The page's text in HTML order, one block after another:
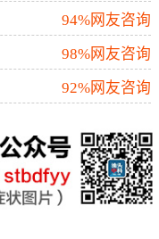
94%网友咨询
98%网友咨询
92%网友咨询